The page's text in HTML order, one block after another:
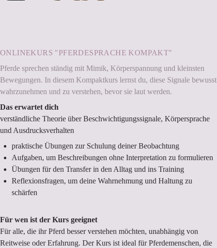
ONLINEKURS "PFERDESPRACHE KOMPAKT"
Pferde sprechen ständig mit Mimik, Körperspannung und kleinsten
Bewegungen. In diesem Kompaktkurs lernst du, diese Signale bewusst
wahrzunehmen und zu verstehen, bevor sie laut werden.
Das erwartet dich
verständliche Theorie über Beschwichtigungssignale, Körpersprache
und Ausdrucksverhalten
praktische Übungen zur Schulung deiner Beobachtung
Aufgaben, um Beschreibungen ohne Interpretation zu formulieren
Übungen für den Transfer in den Alltag und ins Training
Reflexionsfragen, um deine Wahrnehmung und Haltung zu
schärfen
Für wen ist der Kurs geeignet
Für alle, die ihr Pferd besser verstehen möchten, unabhängig von
Reitweise oder Erfahrung. Der Kurs ist ideal für Pferdemenschen, die